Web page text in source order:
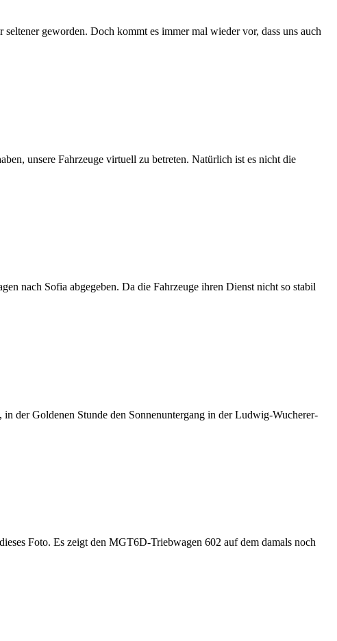
geworden. Doch kommt es immer mal wieder vor, dass uns auch
unsere Fahrzeuge virtuell zu betreten. Natürlich ist es nicht die
nach Sofia abgegeben. Da die Fahrzeuge ihren Dienst nicht so stabil
der Goldenen Stunde den Sonnenuntergang in der Ludwig-Wucherer-
Foto. Es zeigt den MGT6D-Triebwagen 602 auf dem damals noch